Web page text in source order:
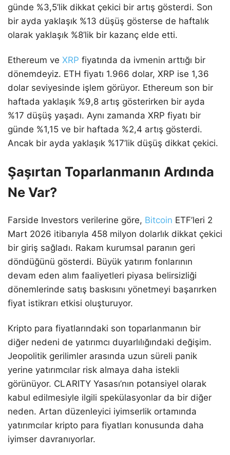
günde %3,5’lik dikkat çekici bir artış gösterdi. Son
bir ayda yaklaşık %13 düşüş gösterse de haftalık
olarak yaklaşık %8’lik bir kazanç elde etti.
Ethereum ve XRP fiyatında da ivmenin arttığı bir
dönemdeyiz. ETH fiyatı 1.966 dolar, XRP ise 1,36
dolar seviyesinde işlem görüyor. Ethereum son bir
haftada yaklaşık %9,8 artış gösterirken bir ayda
%17 düşüş yaşadı. Aynı zamanda XRP fiyatı bir
günde %1,15 ve bir haftada %2,4 artış gösterdi.
Ancak bir ayda yaklaşık %17’lik düşüş dikkat çekici.
Şaşırtan Toparlanmanın Ardında
Ne Var?
Farside Investors verilerine göre, Bitcoin ETF’leri 2
Mart 2026 itibarıyla 458 milyon dolarlık dikkat çekici
bir giriş sağladı. Rakam kurumsal paranın geri
döndüğünü gösterdi. Büyük yatırım fonlarının
devam eden alım faaliyetleri piyasa belirsizliği
dönemlerinde satış baskısını yönetmeyi başarırken
fiyat istikrarı etkisi oluşturuyor.
Kripto para fiyatlarındaki son toparlanmanın bir
diğer nedeni de yatırımcı duyarlılığındaki değişim.
Jeopolitik gerilimler arasında uzun süreli panik
yerine yatırımcılar risk almaya daha istekli
görünüyor. CLARITY Yasası’nın potansiyel olarak
kabul edilmesiyle ilgili spekülasyonlar da bir diğer
neden. Artan düzenleyici iyimserlik ortamında
yatırımcılar kripto para fiyatları konusunda daha
iyimser davranıyorlar.